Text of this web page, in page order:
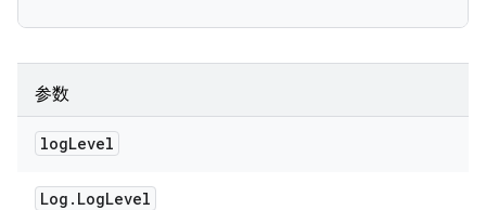
参数
logLevel
Log . LogLevel